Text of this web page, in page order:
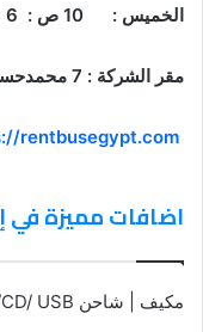
الخميس : 10 ص : 6 م
مقر الشركة : 7 محمدحسن الجمل – مدينه نصر
rentbusegypt.com/
اضافات مميزة في
مكيف | شاحن USB | DVD /CD/ USB | شاشة عرض | GPS